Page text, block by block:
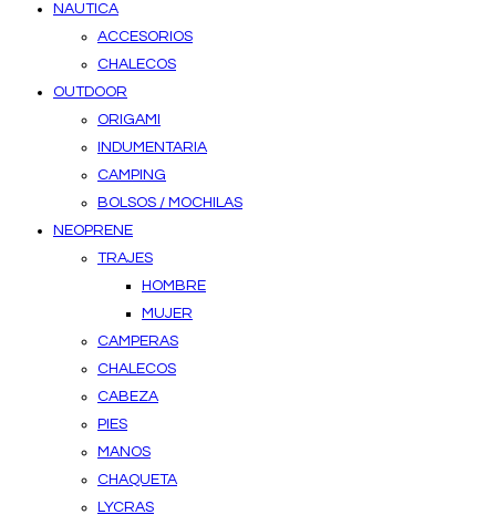
NAUTICA
ACCESORIOS
CHALECOS
OUTDOOR
ORIGAMI
INDUMENTARIA
CAMPING
BOLSOS / MOCHILAS
NEOPRENE
TRAJES
HOMBRE
MUJER
CAMPERAS
CHALECOS
CABEZA
PIES
MANOS
CHAQUETA
LYCRAS